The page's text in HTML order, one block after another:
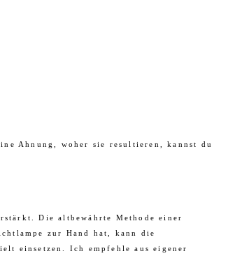
Ahnung, woher sie resultieren, kannst du
Die altbewährte Methode einer
zur Hand hat, kann die
einsetzen. Ich empfehle aus eigener